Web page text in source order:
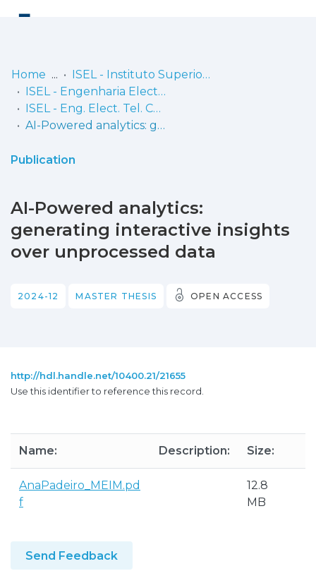
Communities
& Collections
Statistics
Home
ISEL - Instituto Superior de Engenharia de Lisboa
ISEL - Engenharia Electrónica, Telecomunicações e Computadores
ISEL - Eng. Elect. Tel. Comp. - Dissertações de Mestrado
AI-Powered analytics: generating interactive insights over unprocessed data
Publication
AI-Powered analytics:
generating interactive insights
over unprocessed data
2024-12 MASTER THESIS OPEN ACCESS
http://hdl.handle.net/10400.21/21655
Use this identifier to reference this record.
Name: Description: Size:
AnaPadeiro_MEIM.pd
f
12.8
MB
Send Feedback